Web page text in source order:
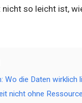
so leicht ist,
Wo die Daten wirklich
nicht ohne